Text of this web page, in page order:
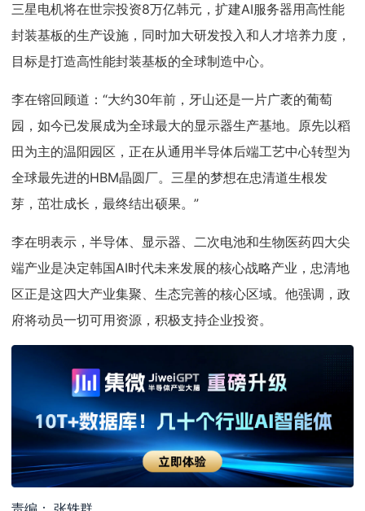
三星电机将在世宗投资8万亿韩元，扩建AI服务器用高性能
封装基板的生产设施，同时加大研发投入和人才培养力度，
目标是打造高性能封装基板的全球制造中心。
李在镕回顾道：“大约30年前，牙山还是一片广袤的葡萄
园，如今已发展成为全球最大的显示器生产基地。原先以稻
田为主的温阳园区，正在从通用半导体后端工艺中心转型为
全球最先进的HBM晶圆厂。三星的梦想在忠清道生根发
芽，茁壮成长，最终结出硕果。”
李在明表示，半导体、显示器、二次电池和生物医药四大尖
端产业是决定韩国AI时代未来发展的核心战略产业，忠清地
区正是这四大产业集聚、生态完善的核心区域。他强调，政
府将动员一切可用资源，积极支持企业投资。